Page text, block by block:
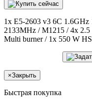
1x E5-2603 v3 6C
2133MHz / M1215 / 4x
Multi burner / 1x 550 W
×Закрыть
Быстрая покупка